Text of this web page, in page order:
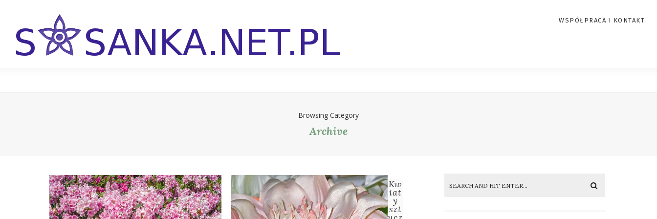
WSPÓŁPRACA I KONTAKT
Browsing Category
Archive
Kw
iat
y
szt